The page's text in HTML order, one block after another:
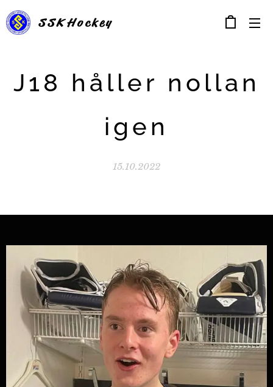
SSKHockey
J18 håller nollan
igen
15.10.2022